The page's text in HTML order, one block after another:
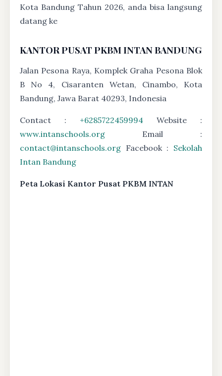
Kota Bandung Tahun 2026, anda bisa langsung
datang ke
KANTOR PUSAT PKBM INTAN BANDUNG
Jalan Pesona Raya, Komplek Graha Pesona Blok
B No 4, Cisaranten Wetan, Cinambo, Kota
Bandung, Jawa Barat 40293, Indonesia
Contact : +6285722459994 Website :
www.intanschools.org Email :
contact@intanschools.org Facebook : Sekolah
Intan Bandung
Peta Lokasi Kantor Pusat PKBM INTAN